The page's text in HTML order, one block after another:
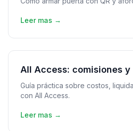
Leer mas →
All Access: comisiones y
Guía práctica sobre costos,
con All Access.
Leer mas →